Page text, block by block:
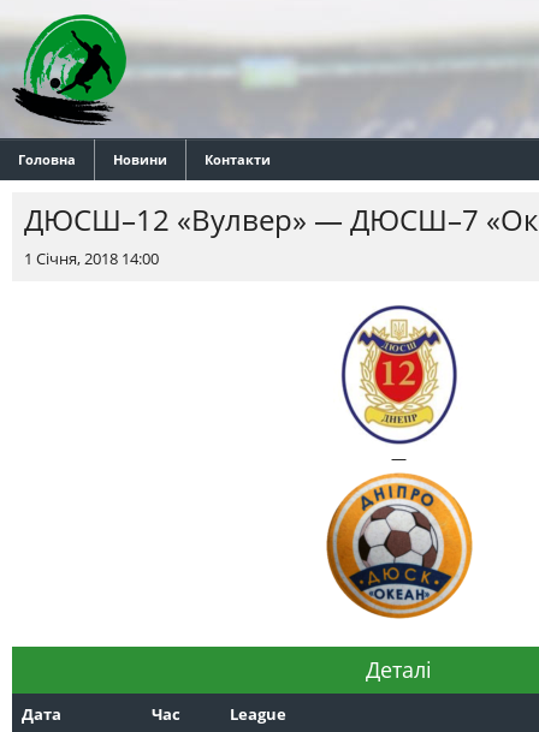
Головна Новини Контакти
ДЮСШ–12 «Вулвер» — ДЮСШ–7
1 Січня, 2018 14:00
—
Деталі
Дата Час
League